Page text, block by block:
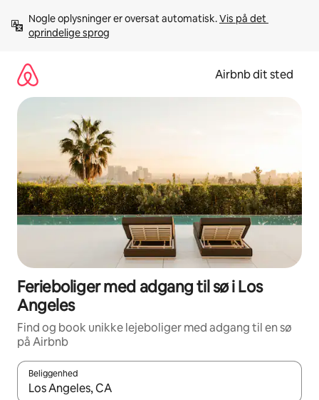
videre
Nogle oplysninger er oversat automatisk. Vis på det
oprindelige sprog
Airbnb dit sted
Ferieboliger med adgang til sø i Los
Angeles
Find og book unikke lejeboliger med adgang til en sø
på Airbnb
Beliggenhed
Når resultaterne er tilgængelige, skal du navigere med